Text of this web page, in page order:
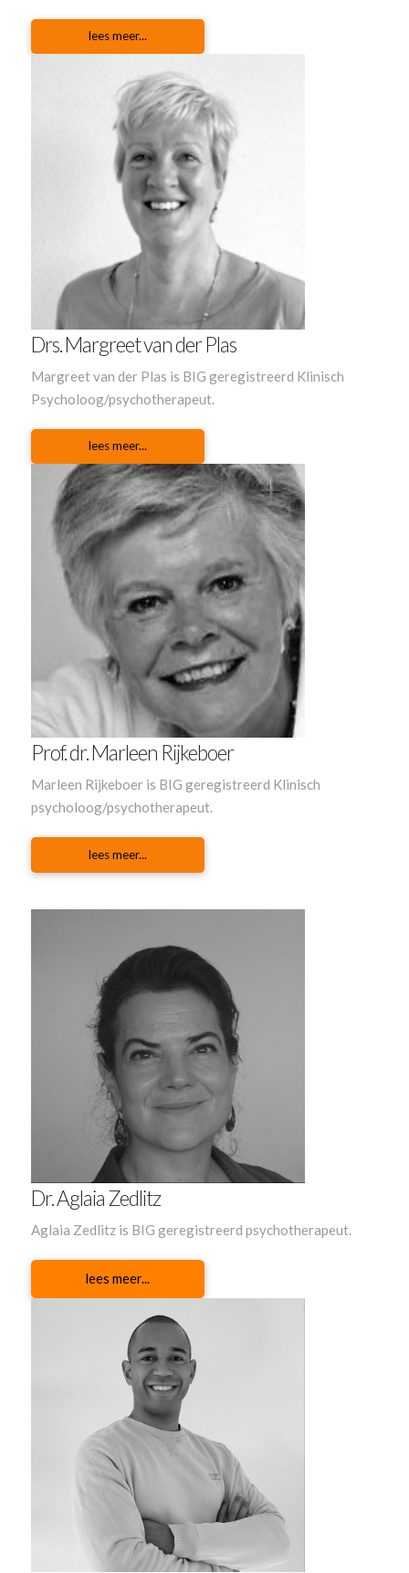
lees meer...
Drs. Margreet van der Plas
Margreet van der Plas is BIG geregistreerd Klinisch
Psycholoog/psychotherapeut.
lees meer...
Prof. dr. Marleen Rijkeboer
Marleen Rijkeboer is BIG geregistreerd Klinisch
psycholoog/psychotherapeut.
lees meer...
Dr. Aglaia Zedlitz
Aglaia Zedlitz is BIG geregistreerd psychotherapeut.
lees meer...